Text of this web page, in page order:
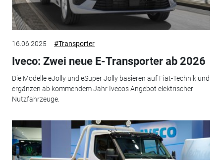
16.06.2025 #Transporter
Iveco: Zwei neue E-Transporter ab 2026
Die Modelle eJolly und eSuper Jolly basieren auf Fiat-Technik und
ergänzen ab kommendem Jahr Ivecos Angebot elektrischer
Nutzfahrzeuge.